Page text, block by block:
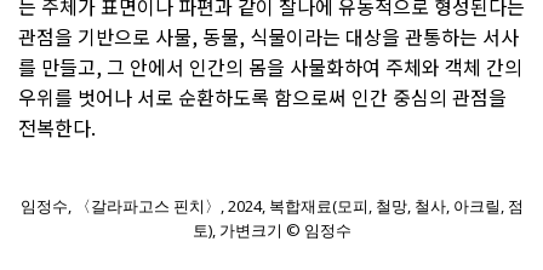
관점을 기반으로 사물, 동물, 식물이라는 대상을 관통하는 서사
를 만들고, 그 안에서 인간의 몸을 사물화하여 주체와 객체 간의
우위를 벗어나 서로 순환하도록 함으로써 인간 중심의 관점을
전복한다.
임정수, 〈갈라파고스 핀치〉, 2024, 복합재료(모피, 철망, 철사, 아크릴, 점
토), 가변크기 © 임정수